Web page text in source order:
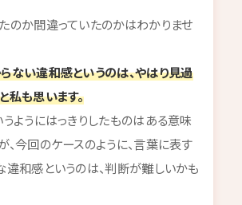
のか間違っていたのかはわかりませ
ない違和感というのは、やはり見過
私も思います。
うようにはっきりしたものはある意味
今回のケースのように、言葉に表す
違和感というのは、判断が難しいかも